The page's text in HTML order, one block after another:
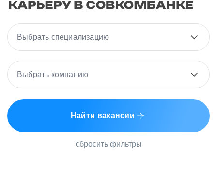
Выбрать специализацию
Выбрать компанию
Найти вакансии
сбросить фильтры